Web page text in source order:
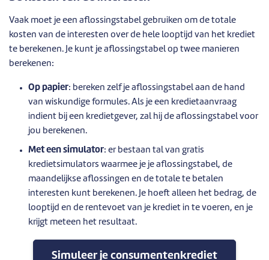
Vaak moet je een aflossingstabel gebruiken om de totale
kosten van de interesten over de hele looptijd van het krediet
te berekenen. Je kunt je aflossingstabel op twee manieren
berekenen:
Op papier: bereken zelf je aflossingstabel aan de hand
van wiskundige formules. Als je een kredietaanvraag
indient bij een kredietgever, zal hij de aflossingstabel voor
jou berekenen.
Met een simulator: er bestaan tal van gratis
kredietsimulators waarmee je je aflossingstabel, de
maandelijkse aflossingen en de totale te betalen
interesten kunt berekenen. Je hoeft alleen het bedrag, de
looptijd en de rentevoet van je krediet in te voeren, en je
krijgt meteen het resultaat.
Simuleer je consumentenkrediet